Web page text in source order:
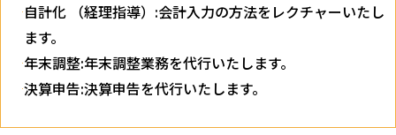
自計化 （経理指導）:会計入力の方法をレクチャーいたし
ます。
年末調整:年末調整業務を代行いたします。
決算申告:決算申告を代行いたします。